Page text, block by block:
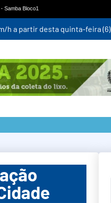
h a partir desta quinta-feira (6)